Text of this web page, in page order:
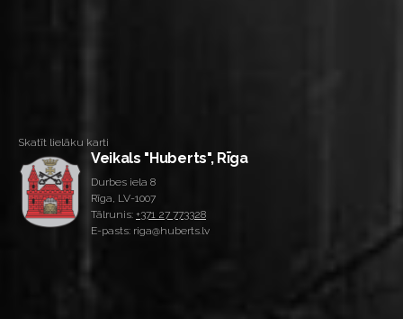
Skatīt lielāku karti
Veikals "Huberts", Rīga
Durbes iela 8
Rīga, LV-1007
Tālrunis: +371 27 773328
E-pasts: riga@huberts.lv